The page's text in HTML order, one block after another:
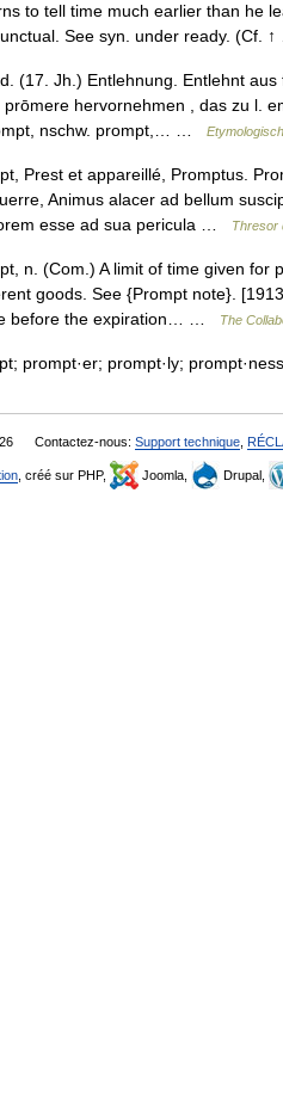
to tell time much earlier than he
See syn. under ready. (Cf.
(17. Jh.) Entlehnung. Entlehnt
prōmere hervornehmen , das zu l.
nschw. prompt,… …
Prest et appareillé, Promptus.
Animus alacer ad bellum
esse ad sua pericula …
Thresor
n. (Com.) A limit of time given for
goods. See {Prompt note}.
before the expiration… …
The
prompt·er; prompt·ly;
Contactez-nous: Support technique
, créé sur PHP, Joomla, Drupal,